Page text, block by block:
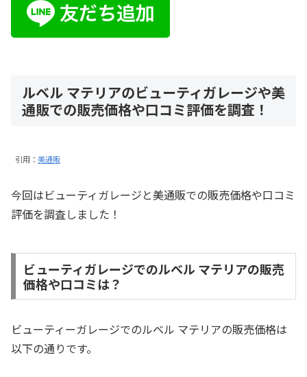
ルベル マテリアのビューティガレージや美
通販での販売価格や口コミ評価を調査！
引用： 美通販
今回はビューティガレージと美通販での販売価格や口コミ
評価を調査しました！
ビューティガレージでのルベル マテリアの販売
価格や口コミは？
ビューティーガレージでのルベル マテリアの販売価格は
以下の通りです。